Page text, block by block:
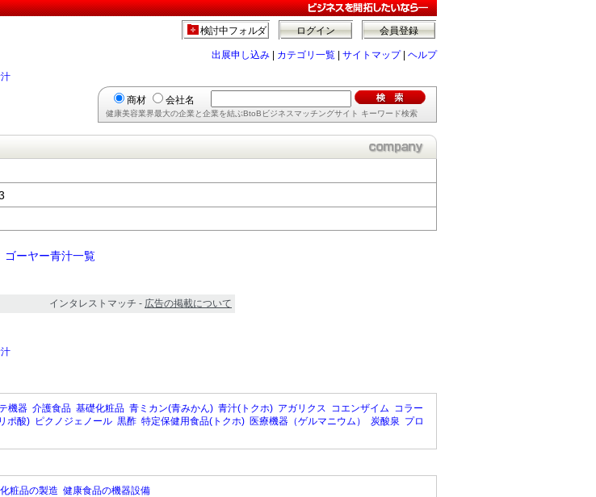
会員登録
ログイン
検討中フォルダ
出展申し込み カテゴリ一覧 サイトマップ| ヘルプ
商材 会社名
健康美容業界最大の企業と企業を結ぶBtoBビジネスマッチングサイト キーワード検索
ゴーヤー青汁一覧
インタレストマッチ - 広告の掲載について
機器 介護食品 基礎化粧品 青ミカン(青みかん) 青汁(トクホ) アガリクス コエンザイム コラー
ポ酸) ピクノジェノール 黒酢 特定保健用食品(トクホ) 医療機器（ゲルマニウム） 炭酸泉 プロ
粧品の製造 健康食品の機器設備